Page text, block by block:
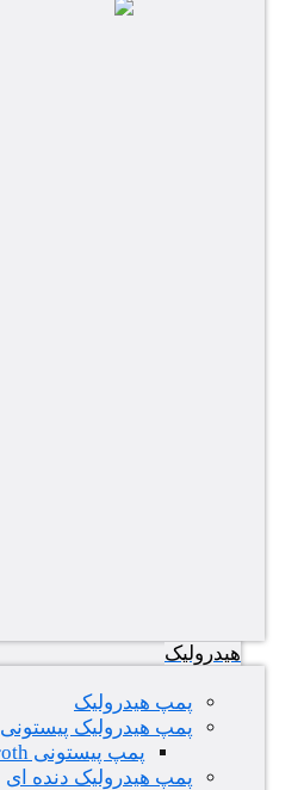
هیدرولیک
پمپ هیدرولیک
پمپ هیدرولیک پیستونی
پمپ پیستونی Rexroth
پمپ هیدرولیک دنده ای